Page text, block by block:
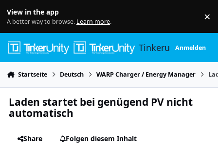
View in the app
A better way to browse. Learn more. ×
TinkerunityAnmelden
Startseite Deutsch WARP Charger / Energy Manager
Laden startet bei genügend PV nicht
automatisch
Share
Folgen diesem Inhalt